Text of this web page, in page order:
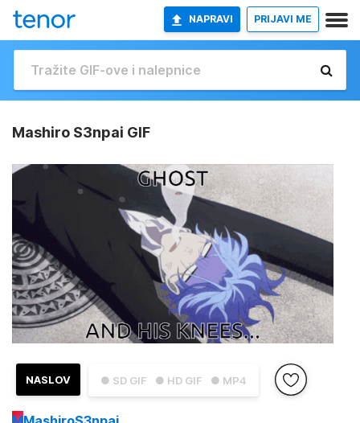
NAPRAVI PRIJAVI ME
Mashiro S3npai GIF
● SD GIF ● HD GIF ● MP4
NASLOV